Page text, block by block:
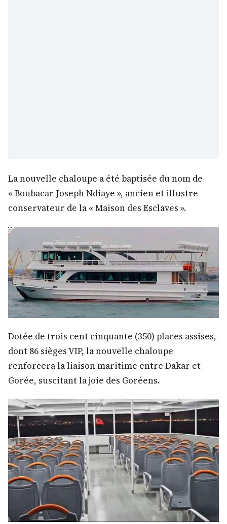
La nouvelle chaloupe a été baptisée du nom de
« Boubacar Joseph Ndiaye », ancien et illustre
conservateur de la « Maison des Esclaves ».
Dotée de trois cent cinquante (350) places assises,
dont 86 sièges VIP, la nouvelle chaloupe
renforcera la liaison maritime entre Dakar et
Gorée, suscitant la joie des Goréens.